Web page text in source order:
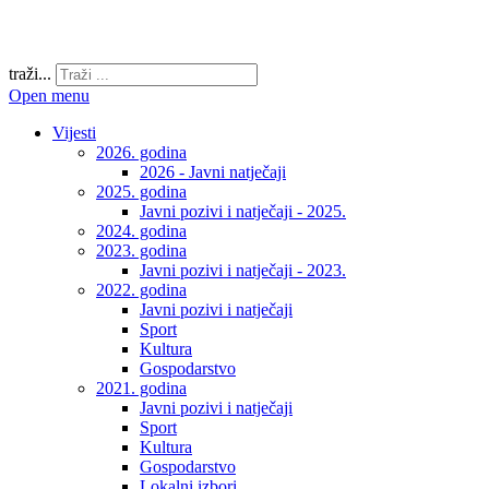
traži...
Open menu
Vijesti
2026. godina
2026 - Javni natječaji
2025. godina
Javni pozivi i natječaji - 2025.
2024. godina
2023. godina
Javni pozivi i natječaji - 2023.
2022. godina
Javni pozivi i natječaji
Sport
Kultura
Gospodarstvo
2021. godina
Javni pozivi i natječaji
Sport
Kultura
Gospodarstvo